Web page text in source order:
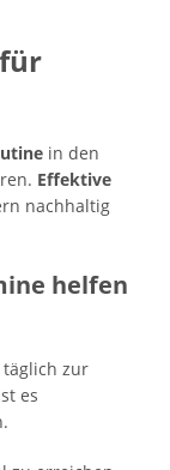
in den
Effektive
nachhaltig
helfen
zur
es